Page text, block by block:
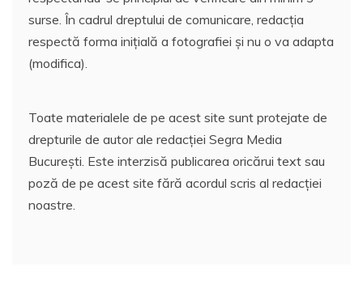
surse. În cadrul dreptului de comunicare, redacția
respectă forma inițială a fotografiei și nu o va adapta
(modifica).
Toate materialele de pe acest site sunt protejate de
drepturile de autor ale redacției Segra Media
București. Este interzisă publicarea oricărui text sau
poză de pe acest site fără acordul scris al redacției
noastre.